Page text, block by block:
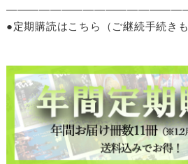
●定期購読はこちら（ご継続手続き